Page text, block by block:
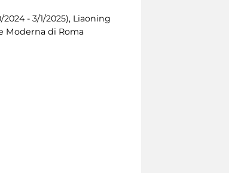
- 3/1/2025), Liaoning
Moderna di Roma